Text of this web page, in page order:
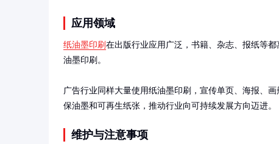
应用领域
纸油墨印刷 在出版行业应用广泛，书籍、杂志、报纸等
油墨印刷。
广告行业同样大量使用纸油墨印刷，宣传单页、海报、
保油墨和可再生纸张，推动行业向可持续发展方向迈进。
维护与注意事项